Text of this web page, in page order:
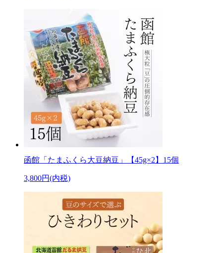
函館「たまふくら大豆納豆」【45g×2】15個
3,800円(内税)